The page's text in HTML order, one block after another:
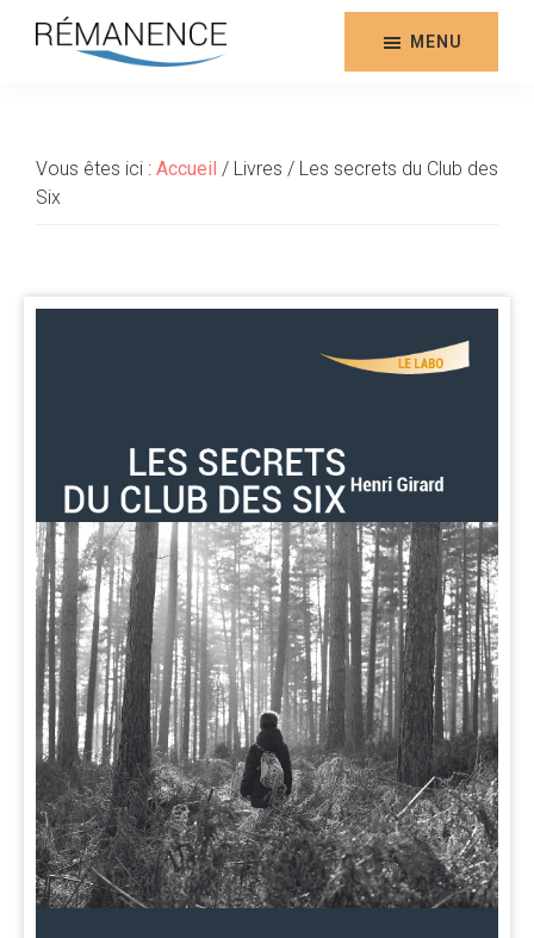
de
la
MENU
Vous êtes ici : Accueil / Livres / Les secrets du Club des
Six